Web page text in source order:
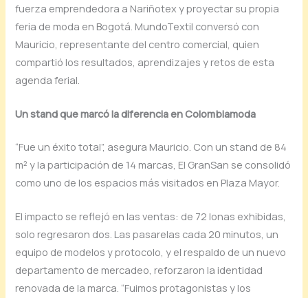
fuerza emprendedora a Nariñotex y proyectar su propia
feria de moda en Bogotá. MundoTextil conversó con
Mauricio, representante del centro comercial, quien
compartió los resultados, aprendizajes y retos de esta
agenda ferial.
Un stand que marcó la diferencia en Colombiamoda
“Fue un éxito total”, asegura Mauricio. Con un stand de 84
m² y la participación de 14 marcas, El GranSan se consolidó
como uno de los espacios más visitados en Plaza Mayor.
El impacto se reflejó en las ventas: de 72 lonas exhibidas,
solo regresaron dos. Las pasarelas cada 20 minutos, un
equipo de modelos y protocolo, y el respaldo de un nuevo
departamento de mercadeo, reforzaron la identidad
renovada de la marca. “Fuimos protagonistas y los